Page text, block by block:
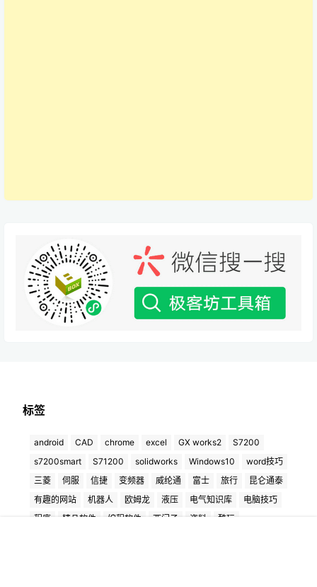
标签
android CAD chrome excel GX works2
S7200
s7200smart
S71200 solidworks Windows10
word技巧
三菱
伺服 信捷 变频器 威纶通 富士 旅行
昆仑通泰
有趣的网站
机器人 欧姆龙 液压 电气知识库
电脑技巧
程序
精品软件 编程软件 西门子 资料 酷玩